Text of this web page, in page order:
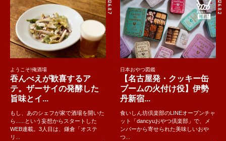
2026.8.7
ようこそ!俺酒場
吞んべえが歓喜するア
テ。ザーサイの発酵した
旨味とイ...
もし、あのシェフが家で酒場を開いた
ら......という妄想からスタートした
WEB連載。3人目は、鎌倉「オステ
リ...
2026.8.2
日本おやつ図鑑
【名古屋発・クッキー缶
ブームの火付け役】伊勢
丹新宿...
食いしん坊倶楽部のLINEオープンチャ
ット「dancyuおやつ倶楽部」で、メ
ンバーから寄せられた美味しいおや
つ...